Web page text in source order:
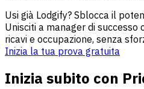
Usi già Lodgify? Sblocca il
Unisciti a manager di
ricavi e occupazione, senza
Inizia la tua prova gratuita
Inizia subito con